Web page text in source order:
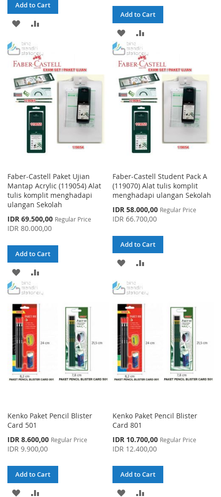
Add to Cart
ADD
WISH
LIST
COMPARE
Add to Cart
ADD
TO
WISH
LIST
COMPARE
Faber-Castell Paket Ujian
Mantap Acrylic (119054) Alat
tulis komplit menghadapi
ulangan Sekolah
Special
Price
IDR 69.500,00 Regular Price
IDR 80.000,00
Add to Cart
ADD
TO
WISH
LIST
COMPARE
Faber-Castell Student Pack A
(119070) Alat tulis komplit
menghadapi ulangan Sekolah
Special
Price
IDR 58.000,00 Regular Price
IDR 66.700,00
Add to Cart
ADD
WISH
LIST
COMPARE
Kenko Paket Pencil Blister
Card 501
Special
Price
IDR 8.600,00 Regular Price
IDR 9.900,00
Add to Cart
ADD
Kenko Paket Pencil Blister
Card 801
Special
Price
IDR 10.700,00 Regular Price
IDR 12.400,00
Add to Cart
ADD